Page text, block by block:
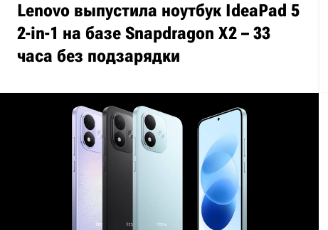
Lenovo выпустила ноутбук IdeaPad 5
2-in-1 на базе Snapdragon X2 – 33
часа без подзарядки